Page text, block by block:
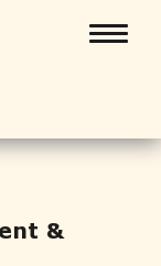
&